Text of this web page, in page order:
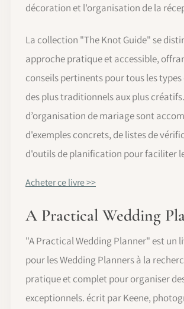
décoration et l'organisation de la
La collection "The Knot Guide" se
approche pratique et accessible,
conseils pertinents pour tous les
des plus traditionnels aux plus
d’organisation de mariage sont
d'exemples concrets, de listes de
d'outils de planification pour faciliter
Acheter ce livre >>
A Practical Wedding
"A Practical Wedding Planner" est un
pour les Wedding Planners à la
pratique et complet pour organiser
exceptionnels. écrit par Keene,